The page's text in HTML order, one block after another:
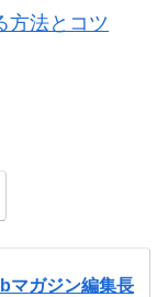
方法とコツ
マガジン編集長